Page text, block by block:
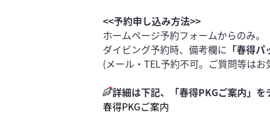
<<予約申し込み方法>>
ホームページ予約フォームからのみ。
ダイビング予約時、備考欄に 「春得パ
(メール・TEL予約不可。ご質問等は
詳細は下記、「春得PKGご案内」を
春得PKGご案内